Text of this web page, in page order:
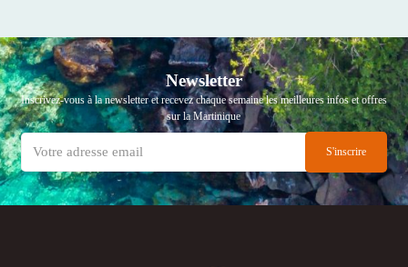
Newsletter
Inscrivez-vous à la newsletter et recevez chaque semaine les meilleures infos et offres
sur la Martinique